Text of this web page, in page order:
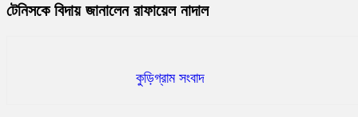
টেনিসকে বিদায় জানালেন রাফায়েল নাদাল
কুড়িগ্রাম সংবাদ